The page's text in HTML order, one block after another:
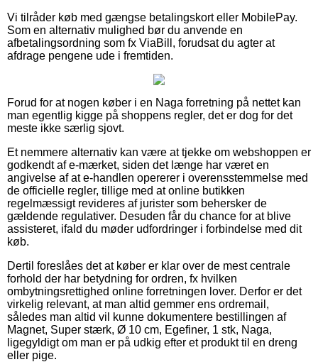
Vi tilråder køb med gængse betalingskort eller MobilePay.
Som en alternativ mulighed bør du anvende en
afbetalingsordning som fx ViaBill, forudsat du agter at
afdrage pengene ude i fremtiden.
Forud for at nogen køber i en Naga forretning på nettet kan
man egentlig kigge på shoppens regler, det er dog for det
meste ikke særlig sjovt.
Et nemmere alternativ kan være at tjekke om webshoppen er
godkendt af e-mærket, siden det længe har været en
angivelse af at e-handlen opererer i overensstemmelse med
de officielle regler, tillige med at online butikken
regelmæssigt revideres af jurister som behersker de
gældende regulativer. Desuden får du chance for at blive
assisteret, ifald du møder udfordringer i forbindelse med dit
køb.
Dertil foreslåes det at køber er klar over de mest centrale
forhold der har betydning for ordren, fx hvilken
ombytningsrettighed online forretningen lover. Derfor er det
virkelig relevant, at man altid gemmer ens ordremail,
således man altid vil kunne dokumentere bestillingen af
Magnet, Super stærk, Ø 10 cm, Egefiner, 1 stk, Naga,
ligegyldigt om man er på udkig efter et produkt til en dreng
eller pige.